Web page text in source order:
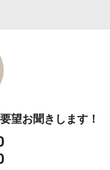
望お聞きします！